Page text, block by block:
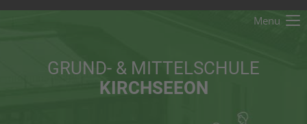
Der Eintrag "offcanvas-col2" existiert leider nicht.
Der Eintrag "offcanvas-col3" existiert leider nicht.
Menu
GRUND- & MITTELSCHULE
KIRCHSEEON